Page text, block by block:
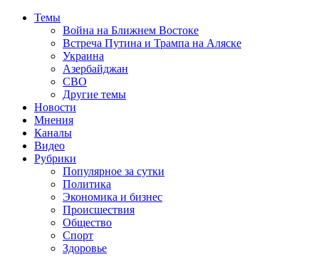
Темы
Война на Ближнем Востоке
Встреча Путина и Трампа на Аляске
Украина
Азербайджан
СВО
Другие темы
Новости
Мнения
Каналы
Видео
Рубрики
Популярное за сутки
Политика
Экономика и бизнес
Происшествия
Общество
Спорт
Здоровье